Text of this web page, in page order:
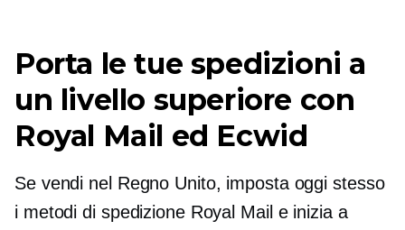
Porta le tue spedizioni a
un livello superiore con
Royal Mail ed Ecwid
Se vendi nel Regno Unito, imposta oggi stesso
i metodi di spedizione Royal Mail e inizia a